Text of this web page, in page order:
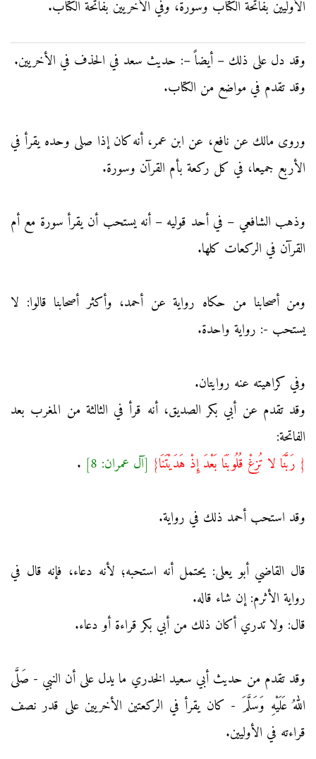
الأوليين بفاتحة الكتاب وسورة، وفي الأخريين بفاتحة الكتاب.
وقد دل على ذلك – أيضاً –: حديث سعد في الحذف في الأخريين.
وقد تقدم في مواضع من الكتاب.
وروى مالك عن نافع، عن ابن عمر، أنه كان إذا صلى وحده يقرأ في
الأربع جميعا، في كل ركعة بأم القرآن وسورة.
وذهب الشافعي – في أحد قوليه – أنه يستحب أن يقرأ سورة مع أم
القرآن في الركعات كلها.
ومن أصحابنا من حكاه رواية عن أحمد، وأكثر أصحابنا قالوا: لا
يستحب -: رواية واحدة.
وفي كراهيته عنه روايتان.
وقد تقدم عن أبي بكر الصديق، أنه قرأ في الثالثة من المغرب بعد
الفاتحة:
{ رَبَّنَا لا تُزِغْ قُلُوبَنَا بَعْدَ إِذْ هَدَيْتَنَا} [آل عمران: 8] .
وقد استحب أحمد ذلك في رواية.
قال القاضي أبو يعلى: يحتمل أنه استحبه؛ لأنه دعاء، فإنه قال في
رواية الأثرم: إن شاء قاله.
قال: ولا تدري أكان ذلك من أبي بكر قراءة أو دعاء.
وقد تقدم من حديث أبي سعيد الخدري ما يدل على أن النبي - صَلَّى
اللهُ عَلَيْهِ وَسَلَّمَ - كان يقرأ في الركعتين الأخريين على قدر نصف
قراءته في الأوليين.